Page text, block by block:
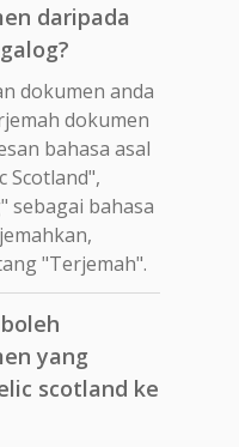
daripada
dokumen anda
dokumen
bahasa asal
Scotland",
sebagai bahasa
"Terjemah".
yang
scotland ke